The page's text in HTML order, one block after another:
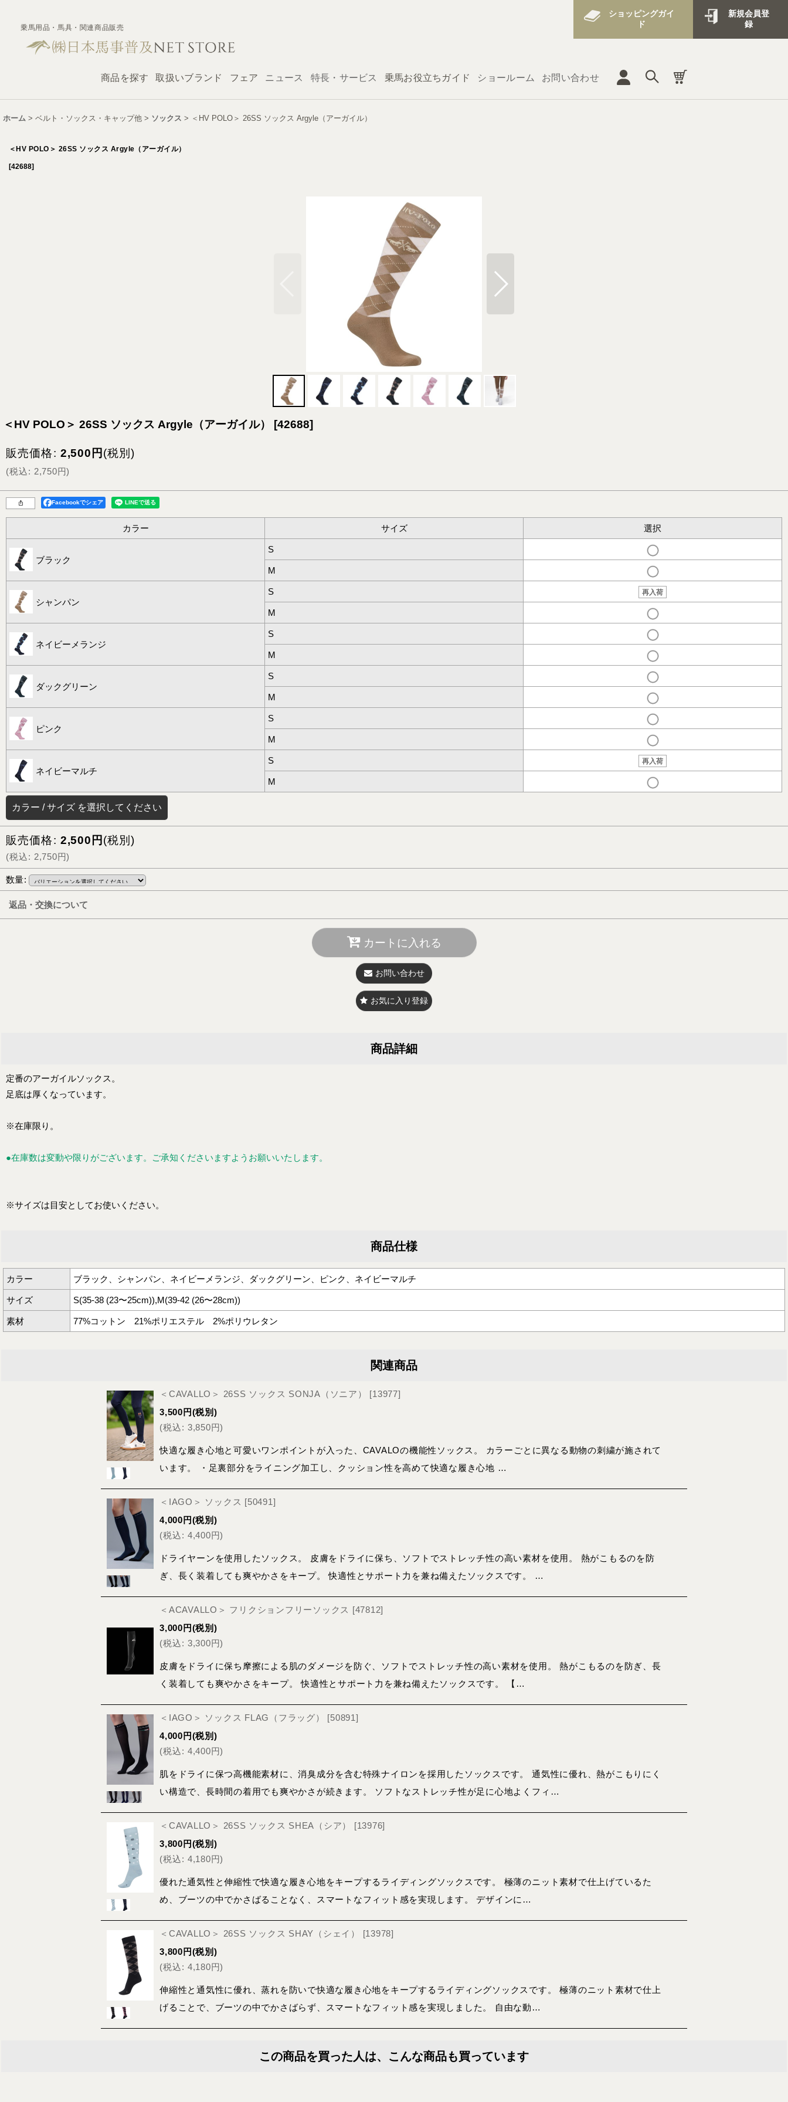
乗馬用品・馬具・関連商品販売
ショッピングガイ
ド
新規会員登
録
商品を探す 取扱いブランド フェア ニュース 特長・サービス 乗馬お役立ちガイド ショールーム お問い合わせ
ホーム > ベルト・ソックス・キャップ他 > ソックス > ＜HV POLO＞ 26SS ソックス Argyle（アーガイル）
＜HV POLO＞ 26SS ソックス Argyle（アーガイル）
[42688]
＜HV POLO＞ 26SS ソックス Argyle（アーガイル） [42688]
販売価格: 2,500 円 (税別)
(税込: 2,750円)
Facebookでシェア
カラー サイズ 選択
ブラック
S
M
シャンパン
S 再入荷
M
ネイビーメランジ
S
M
ダックグリーン
S
M
ピンク
S
M
ネイビーマルチ
S 再入荷
M
カラー / サイズ を選択してください
販売価格: 2,500 円 (税別)
(税込: 2,750円)
数量:
返品・交換について
カートに入れる
お問い合わせ
お気に入り登録
商品詳細
定番のアーガイルソックス。
足底は厚くなっています。
※在庫限り。
●在庫数は変動や限りがございます。ご承知くださいますようお願いいたします。
※サイズは目安としてお使いください。
商品仕様
カラー ブラック、シャンパン、ネイビーメランジ、ダックグリーン、ピンク、ネイビーマルチ
サイズ S(35-38 (23〜25cm)),M(39-42 (26〜28cm))
素材 77%コットン 21%ポリエステル 2%ポリウレタン
関連商品
＜CAVALLO＞ 26SS ソックス SONJA（ソニア） [13977]
3,500 円(税別)
(税込: 3,850円)
快適な履き心地と可愛いワンポイントが入った、CAVALOの機能性ソックス。 カラーごとに異なる動物の刺繍が施されて
います。 ・足裏部分をライニング加工し、クッション性を高めて快適な履き心地 …
＜IAGO＞ ソックス [50491]
4,000 円(税別)
(税込: 4,400円)
ドライヤーンを使用したソックス。 皮膚をドライに保ち、ソフトでストレッチ性の高い素材を使用。 熱がこもるのを防
ぎ、長く装着しても爽やかさをキープ。 快適性とサポート力を兼ね備えたソックスです。 …
＜ACAVALLO＞ フリクションフリーソックス [47812]
3,000 円(税別)
(税込: 3,300円)
皮膚をドライに保ち摩擦による肌のダメージを防ぐ、ソフトでストレッチ性の高い素材を使用。 熱がこもるのを防ぎ、長
く装着しても爽やかさをキープ。 快適性とサポート力を兼ね備えたソックスです。 【…
＜IAGO＞ ソックス FLAG（フラッグ） [50891]
4,000 円(税別)
(税込: 4,400円)
肌をドライに保つ高機能素材に、消臭成分を含む特殊ナイロンを採用したソックスです。 通気性に優れ、熱がこもりにく
い構造で、長時間の着用でも爽やかさが続きます。 ソフトなストレッチ性が足に心地よくフィ…
＜CAVALLO＞ 26SS ソックス SHEA（シア） [13976]
3,800 円(税別)
(税込: 4,180円)
優れた通気性と伸縮性で快適な履き心地をキープするライディングソックスです。 極薄のニット素材で仕上げているた
め、ブーツの中でかさばることなく、スマートなフィット感を実現します。 デザインに…
＜CAVALLO＞ 26SS ソックス SHAY（シェイ） [13978]
3,800 円(税別)
(税込: 4,180円)
伸縮性と通気性に優れ、蒸れを防いで快適な履き心地をキープするライディングソックスです。 極薄のニット素材で仕上
げることで、ブーツの中でかさばらず、スマートなフィット感を実現しました。 自由な動…
この商品を買った人は、こんな商品も買っています